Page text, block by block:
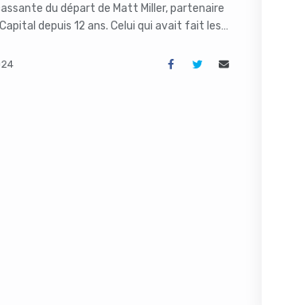
du départ de Matt Miller, partenaire
depuis 12 ans. Celui qui avait fait les
Moritz concernant la fintech Klarna, a
using an ad-